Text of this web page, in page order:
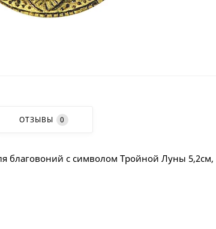
ОТЗЫВЫ 0
благовоний с символом Тройной Луны 5,2см,